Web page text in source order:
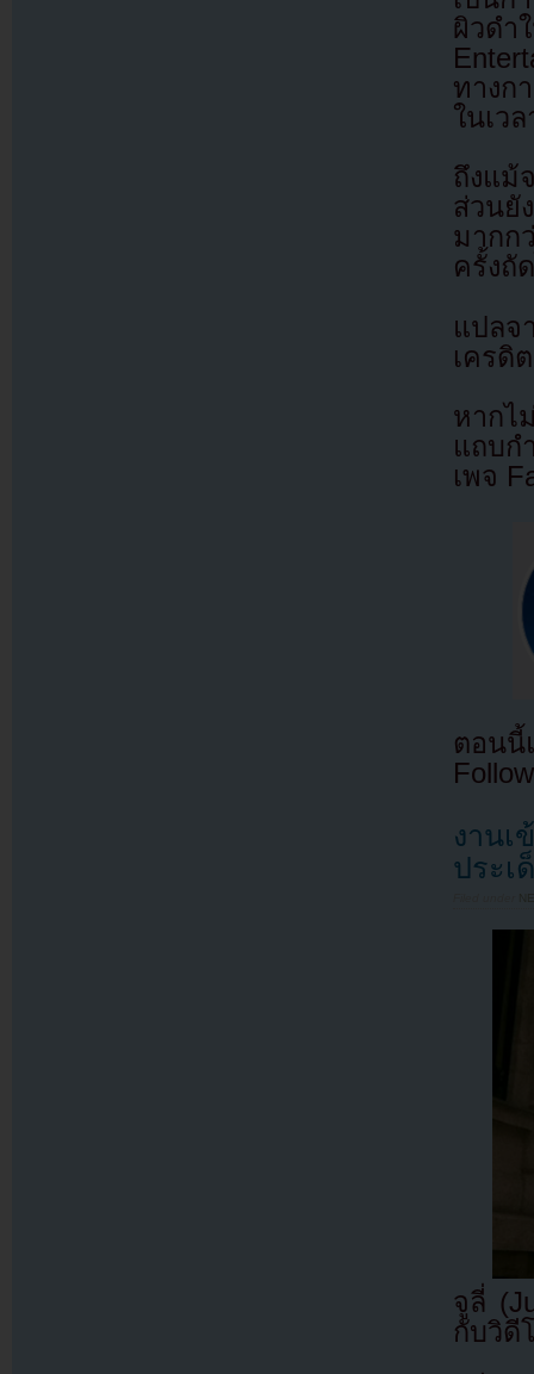
ผิวด
ทางก
ในเว
ถึงแม้
ส่วนยั
มากก
ครั้งถั
แปล
เครดิ
หากไ
แถบก
เพจ
ตอนนี้
งานเ
ประเ
จูลี่
กับวิดี